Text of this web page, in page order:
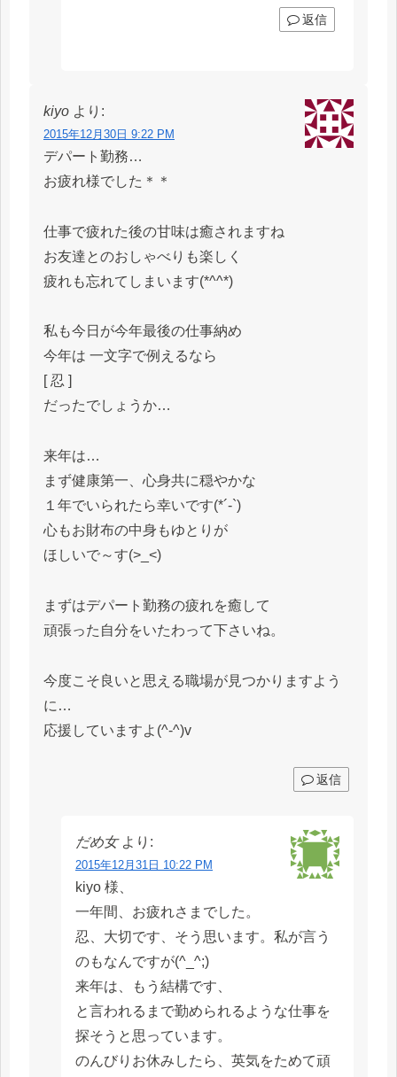
返信
kiyo より:
2015年12月30日 9:22 PM
デパート勤務…
お疲れ様でした＊＊
仕事で疲れた後の甘味は癒されますね
お友達とのおしゃべりも楽しく
疲れも忘れてしまいます(*^^*)
私も今日が今年最後の仕事納め
今年は 一文字で例えるなら
[ 忍 ]
だったでしょうか…
来年は…
まず健康第一、心身共に穏やかな
１年でいられたら幸いです(*´-`)
心もお財布の中身もゆとりが
ほしいで～す(>_<)
まずはデパート勤務の疲れを癒して
頑張った自分をいたわって下さいね。
今度こそ良いと思える職場が見つかりますよう
に…
応援していますよ(^-^)v
返信
だめ女 より:
2015年12月31日 10:22 PM
kiyo 様、
一年間、お疲れさまでした。
忍、大切です、そう思います。私が言う
のもなんですが(^_^;)
来年は、もう結構です、
と言われるまで勤められるような仕事を
探そうと思っています。
のんびりお休みしたら、英気をためて頑